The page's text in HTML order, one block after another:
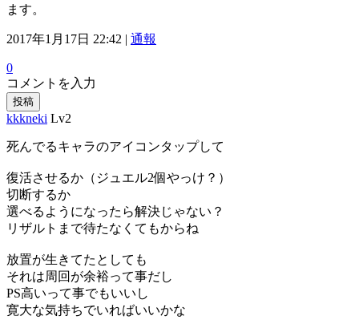
ます。
2017年1月17日 22:42 | 通報
0
コメントを入力
投稿
kkkneki Lv2
死んでるキャラのアイコンタップして
復活させるか（ジュエル2個やっけ？）
切断するか
選べるようになったら解決じゃない？
リザルトまで待たなくてもからね
放置が生きてたとしても
それは周回が余裕って事だし
PS高いって事でもいいし
寛大な気持ちでいればいいかな